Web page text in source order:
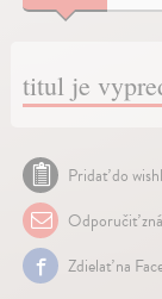
titul je
Pridať do
Odporučiť
Zdielať na